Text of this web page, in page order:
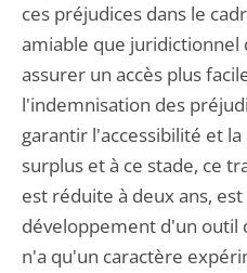
ces préjudices dans le
amiable que juridictionnel
assurer un accès plus
l'indemnisation des
garantir l'accessibilité et
surplus et à ce stade, ce
est réduite à deux ans,
développement d'un outil
n'a qu'un caractère